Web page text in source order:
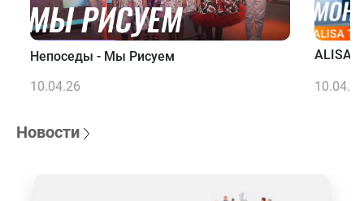
Непоседы - Мы Рисуем
10.04.26
ALISA
10.04.26
Новости